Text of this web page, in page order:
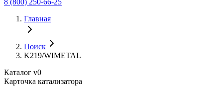
8 (800) 250-66-25
Главная
Поиск
K219/WIMETAL
Каталог v0
Карточка катализатора